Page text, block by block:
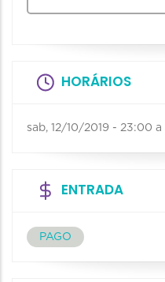
HORÁRIOS
sab, 12/10/2019 - 23:00 a
ENTRADA
PAGO